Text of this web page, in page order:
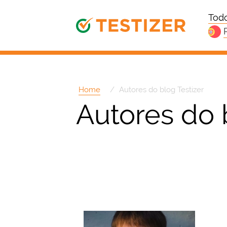
Home Autores do blog Testizer
Autores do